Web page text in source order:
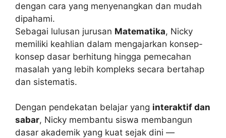
dengan cara yang menyenangkan dan mudah
dipahami.
Sebagai lulusan jurusan Matematika, Nicky
memiliki keahlian dalam mengajarkan konsep-
konsep dasar berhitung hingga pemecahan
masalah yang lebih kompleks secara bertahap
dan sistematis.
Dengan pendekatan belajar yang interaktif dan
sabar, Nicky membantu siswa membangun
dasar akademik yang kuat sejak dini —